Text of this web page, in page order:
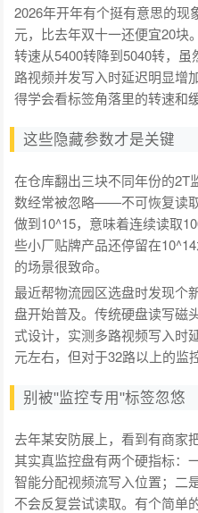
2026年开年有个挺有意思的现
元，比去年双十一还便宜20块
转速从5400转降到5040转，
路视频并发写入时延迟明显增
得学会看标签角落里的转速和
这些隐藏参数才是关键
在仓库翻出三块不同年份的2T
数经常被忽略——不可恢复读
做到10^15，意味着连续读取
些小厂贴牌产品还停留在
的场景很致命。
最近帮物流园区选盘时发现个
盘开始普及。传统硬盘读写磁
式设计，实测多路视频写入时
元左右，但对于32路以上的监
别被"监控专用"标签忽悠
去年某安防展上，看到有商家
其实真监控盘有两个硬指标：
智能分配视频流写入位置；二
不会反复尝试读取。有个简